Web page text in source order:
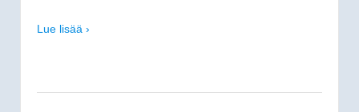
Lue lisää ›